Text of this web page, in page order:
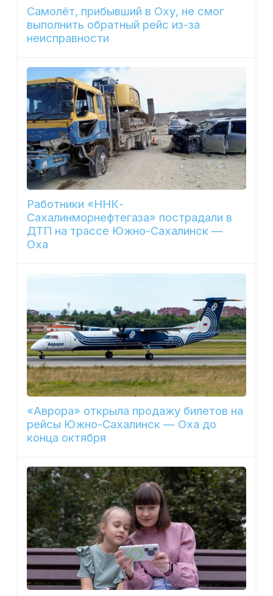
Самолёт, прибывший в Оху, не смог
выполнить обратный рейс из-за
неисправности
Работники «ННК-
Сахалинморнефтегаза» пострадали в
ДТП на трассе Южно-Сахалинск —
Оха
«Аврора» открыла продажу билетов на
рейсы Южно-Сахалинск — Оха до
конца октября